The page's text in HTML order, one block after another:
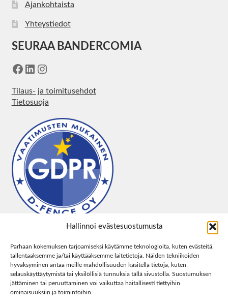
Hallinnoi evästesuostumusta
Parhaan kokemuksen tarjoamiseksi käytämme teknologioita, kuten evästeitä,
tallentaaksemme ja/tai käyttääksemme laitetietoja. Näiden tekniikoiden
hyväksyminen antaa meille mahdollisuuden käsitellä tietoja, kuten
selauskäyttäytymistä tai yksilöllisiä tunnuksia tällä sivustolla. Suostumuksen
jättäminen tai peruuttaminen voi vaikuttaa haitallisesti tiettyihin
ominaisuuksiin ja toimintoihin.
Ajankohtaista
Yhteystiedot
SEURAA BANDERCOMIA
Facebook
LinkedIn
Instagram
Tilaus- ja toimitusehdot
Tietosuoja